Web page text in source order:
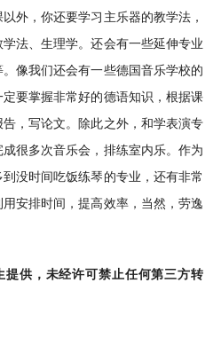
外，你还要学习主乐器的教学法，
法、生理学。还会有一些延伸专业
像我们还会有一些德国音乐学校的
要掌握非常好的德语知识，根据课
，写论文。除此之外，和学表演专
很多次音乐会，排练室内乐。作为
没时间吃饭练琴的专业，还有非常
安排时间，提高效率，当然，劳逸
供，未经许可禁止任何第三方转